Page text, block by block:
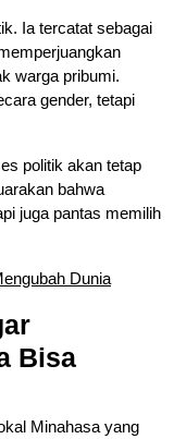
Ia tercatat sebagai
warga pribumi.
gender, tetapi
politik akan tetap
bahwa
juga pantas memilih
Dunia
Bisa
Minahasa yang